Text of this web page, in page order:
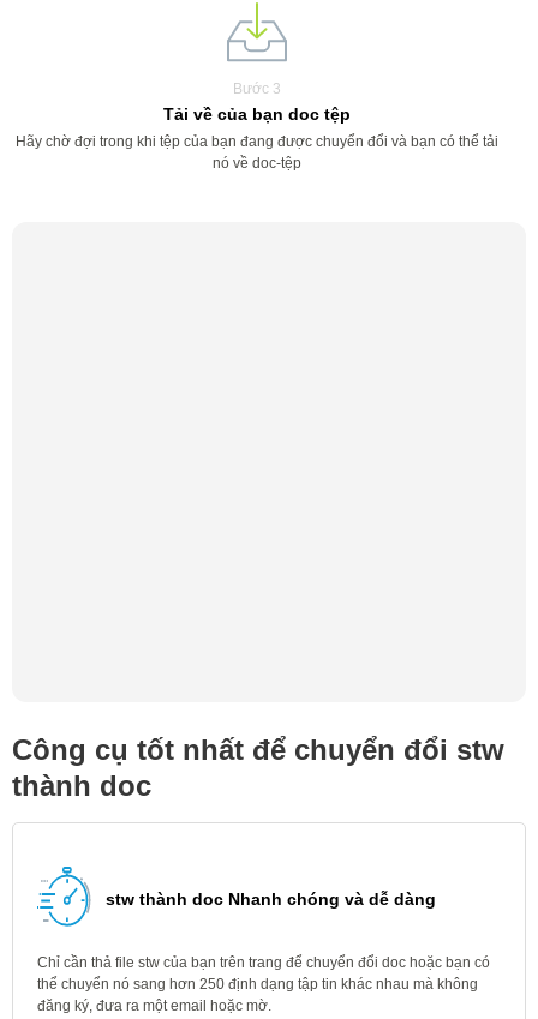
Bước 3
Tải về của bạn doc tệp
Hãy chờ đợi trong khi tệp của bạn đang được chuyển đổi và bạn có thể tải
nó về doc-tệp
Công cụ tốt nhất để chuyển đổi stw
thành doc
stw thành doc Nhanh chóng và dễ dàng
Chỉ cần thả file stw của bạn trên trang để chuyển đổi doc hoặc bạn có
thể chuyển nó sang hơn 250 định dạng tập tin khác nhau mà không
đăng ký, đưa ra một email hoặc mờ.